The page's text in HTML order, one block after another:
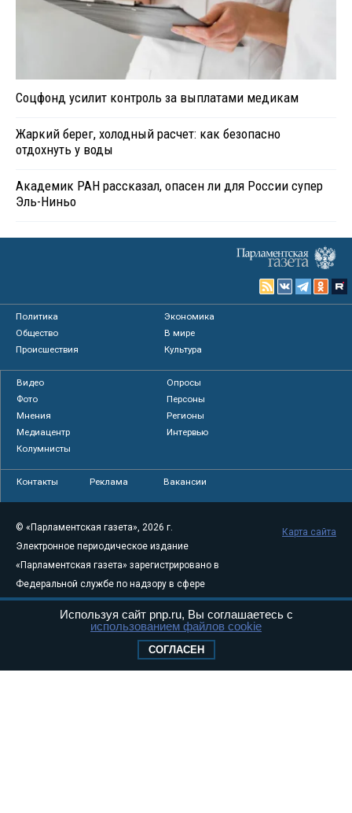
Соцфонд усилит контроль за выплатами медикам
Жаркий берег, холодный расчет: как безопасно
отдохнуть у воды
Академик РАН рассказал, опасен ли для России супер
Эль-Ниньо
Политика
Экономика
Общество
В мире
Происшествия
Культура
Видео
Опросы
Фото
Персоны
Мнения
Регионы
Медиацентр
Интервью
Колумнисты
Контакты Реклама Вакансии
© «Парламентская газета», 2026 г.
Электронное периодическое издание
«Парламентская газета» зарегистрировано в
Федеральной службе по надзору в сфере
связи, информационных технологий и
массовых коммуникаций (Роскомнадзор) 05
Свидетельство о регистрации Эл № ФС77-
Карта сайта
Используя сайт pnp.ru, Вы соглашаетесь с
использованием файлов cookie
СОГЛАСЕН